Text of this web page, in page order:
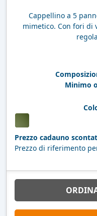
Cappellino a 5
mimetico. Con fori di
Minimo
Prezzo cadauno
Prezzo di riferimento